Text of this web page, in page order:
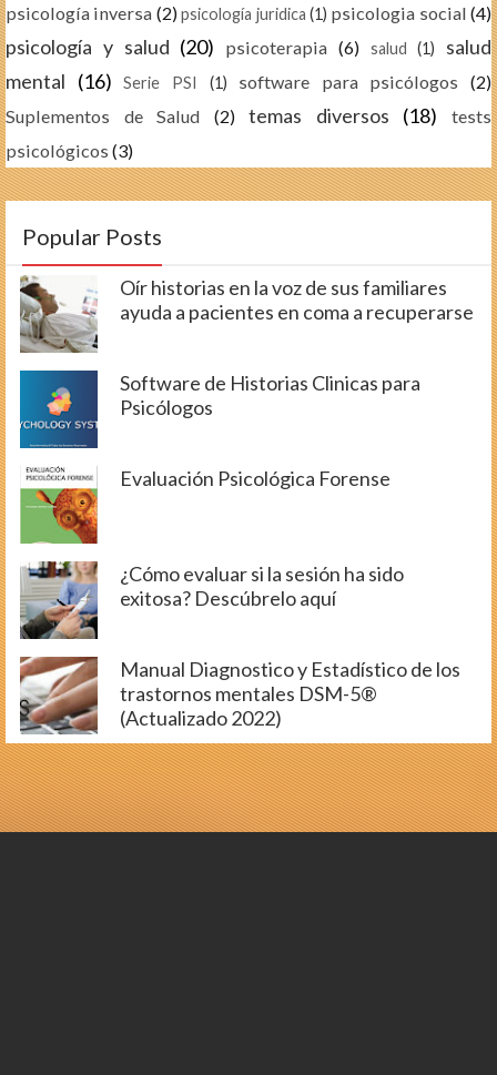
psicología inversa (2)psicología juridica (1) psicologia social (4)
psicología y salud (20) psicoterapia (6) salud (1)
salud
mental (16) Serie PSI (1) software para psicólogos
(2)
Suplementos de Salud
(2) temas diversos (18)
tests
psicológicos (3)
Popular Posts
Oír historias en la voz de sus familiares
ayuda a pacientes en coma a recuperarse
Software de Historias Clinicas para
Psicólogos
Evaluación Psicológica Forense
¿Cómo evaluar si la sesión ha sido
exitosa? Descúbrelo aquí
Manual Diagnostico y Estadístico de los
trastornos mentales DSM-5®
(Actualizado 2022)